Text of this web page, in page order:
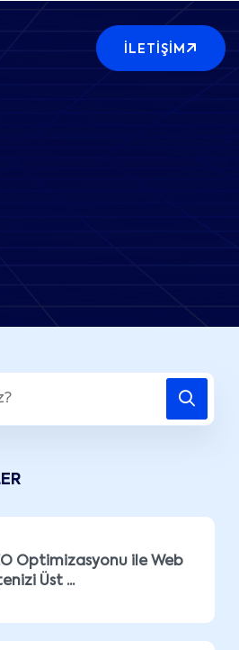
İLETIŞIM
Optimizasyonu ile Web
Üst ...